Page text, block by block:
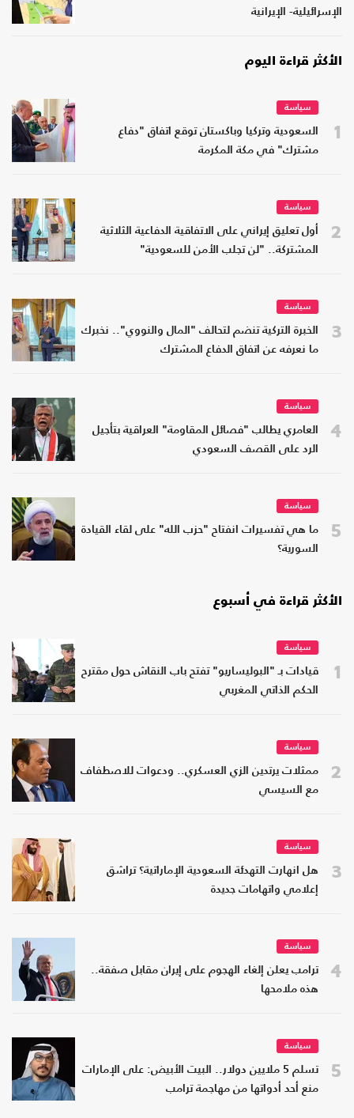
الإسرائيلية- الإيرانية
الأكثر قراءة اليوم
1
سياسة
السعودية وتركيا وباكستان توقع اتفاق "دفاع
مشترك" في مكة المكرمة
2
سياسة
أول تعليق إيراني على الاتفاقية الدفاعية الثلاثية
المشتركة.. "لن تجلب الأمن للسعودية"
3
سياسة
الخبرة التركية تنضم لتحالف "المال والنووي".. نخبرك
ما نعرفه عن اتفاق الدفاع المشترك
4
سياسة
العامري يطالب "فصائل المقاومة" العراقية بتأجيل
الرد على القصف السعودي
5
سياسة
ما هي تفسيرات انفتاح "حزب الله" على لقاء القيادة
السورية؟
الأكثر قراءة في أسبوع
1
سياسة
قيادات بـ "البوليساريو" تفتح باب النقاش حول مقترح
الحكم الذاتي المغربي
2
سياسة
ممثلات يرتدين الزي العسكري.. ودعوات للاصطفاف
مع السيسي
3
سياسة
هل انهارت التهدئة السعودية الإماراتية؟ تراشق
إعلامي واتهامات جديدة
4
سياسة
ترامب يعلن إلغاء الهجوم على إيران مقابل صفقة..
هذه ملامحها
5
سياسة
تسلم 5 ملايين دولار.. البيت الأبيض: على الإمارات
منع أحد أدواتها من مهاجمة ترامب